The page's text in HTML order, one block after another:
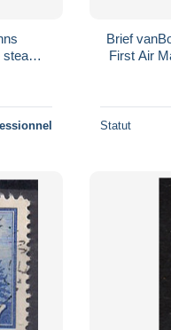
Brief
First Air
Statut